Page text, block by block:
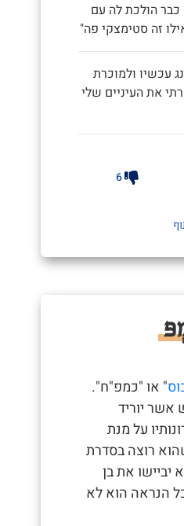
הולכת לה עם
זה סטימצקי פה"
עכשיו ולמוכרת
את העיניים שלי
6
" או "כמפ"ח".
אשר יוריד
על מנת
רוצה בסדרת
יביישו את בן
הנראה הוא לא